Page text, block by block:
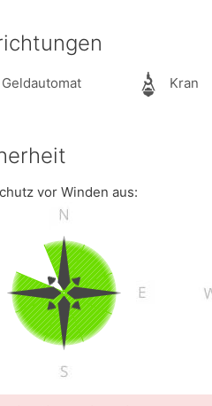
Geldautomat Kran
vor Winden aus: